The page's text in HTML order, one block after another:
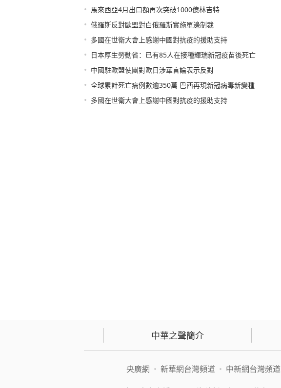
• 馬來西亞4月出口額再次突破1000億林吉特
• 俄羅斯反對歐盟對白俄羅斯實施單邊制裁
• 多國在世衛大會上感謝中國對抗疫的援助支持
• 日本厚生勞動省：已有85人在接種輝瑞新冠疫苗後死亡
• 中國駐歐盟使團對歐日涉華言論表示反對
• 全球累計死亡病例數逾350萬 巴西再現新冠病毒新變種
• 多國在世衛大會上感謝中國對抗疫的援助支持
中華之聲簡介
央廣網 • 新華網台灣頻道 • 中新網台灣頻道